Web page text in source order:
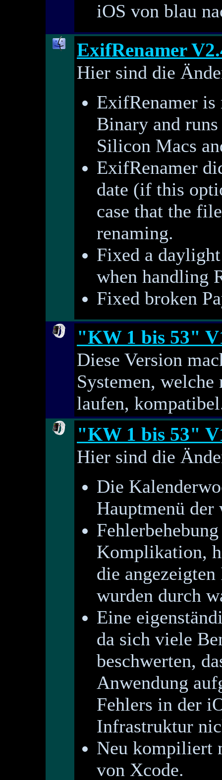
iOS von blau
ExifRenamer
Hier sind die
ExifRenamer is
Binary and
Silicon Macs
ExifRenamer
date (if this
case that the
renaming.
Fixed a
when handling
Fixed broken
"KW 1 bis 53"
Diese Version
Systemen,
laufen,
"KW 1 bis 53"
Hier sind die
Die
Hauptmenü der
Komplikation,
die
wurden durch
Eine
da sich viele
beschwerten,
Anwendung
Fehlers in der
Infrastruktur
Neu kompiliert
von Xcode.